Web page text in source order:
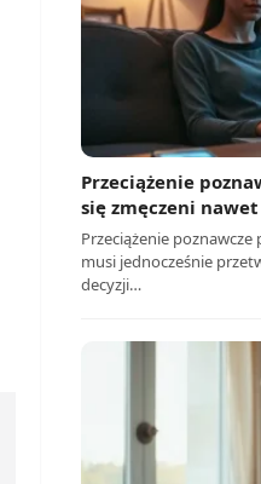
Przeciążenie
się zmęczeni
Przeciążenie
musi jednocześnie
decyzji…